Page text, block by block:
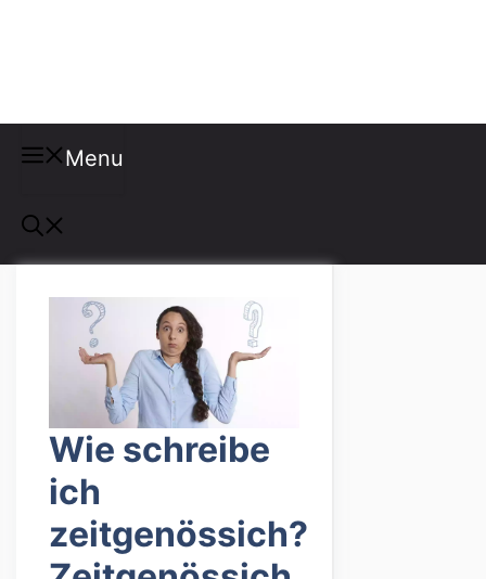
Menu
Wie schreibe
ich
zeitgenössich?